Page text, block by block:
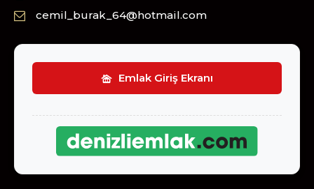
cemil_burak_64@hotmail.com
Emlak Giriş Ekranı